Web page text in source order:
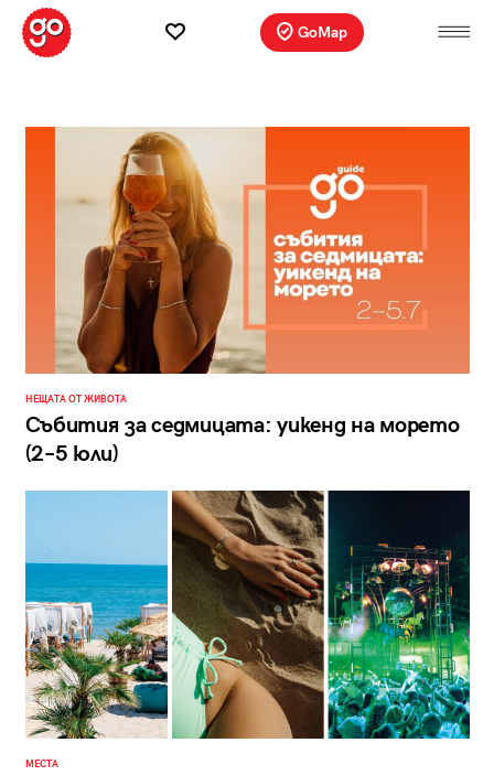
GoMap
НЕЩАТА ОТ ЖИВОТА
Събития за седмицата: уикенд на морето
(2–5 юли)
МЕСТА